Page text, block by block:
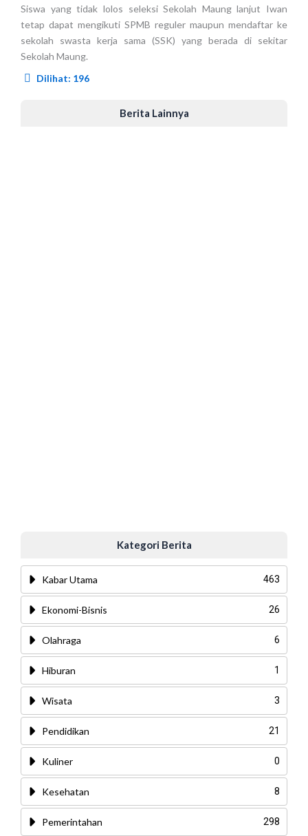
Siswa yang tidak lolos seleksi Sekolah Maung lanjut Iwan
tetap dapat mengikuti SPMB reguler maupun mendaftar ke
sekolah swasta kerja sama (SSK) yang berada di sekitar
Sekolah Maung.
Dilihat: 196
Berita Lainnya
Kategori Berita
Kabar Utama 463
Ekonomi-Bisnis 26
Olahraga 6
Hiburan 1
Wisata 3
Pendidikan 21
Kuliner 0
Kesehatan 8
Pemerintahan 298